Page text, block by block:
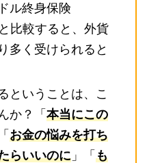
ル終身保険
比較すると、外貨
多く受けられると
ということは、こ
か？
「 本当にこの
お金の悩みを打ち
らいいのに 」「 も